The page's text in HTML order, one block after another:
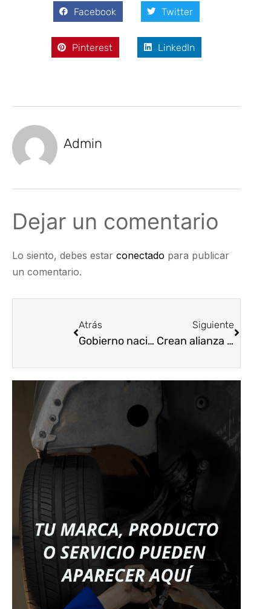
Facebook Twitter
Pinterest LinkedIn
Admin
Dejar un comentario
Lo siento, debes estar conectado para publicar
un comentario.
Atrás
Gobierno nacional implementa pico y cédula para la renovación de las licencias de conducción
Siguiente
Crean alianza para fortalecer el sector de reparación de vehículos